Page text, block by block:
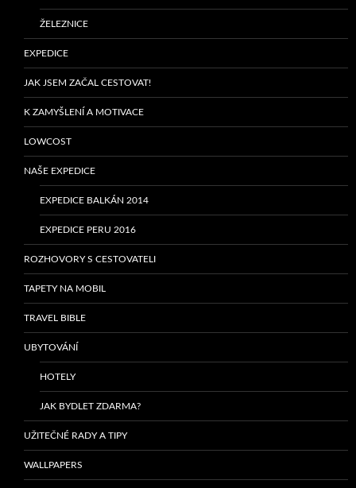
ŽELEZNICE
EXPEDICE
JAK JSEM ZAČAL CESTOVAT!
K ZAMYŠLENÍ A MOTIVACE
LOWCOST
NAŠE EXPEDICE
EXPEDICE BALKÁN 2014
EXPEDICE PERU 2016
ROZHOVORY S CESTOVATELI
TAPETY NA MOBIL
TRAVEL BIBLE
UBYTOVÁNÍ
HOTELY
JAK BYDLET ZDARMA?
UŽITEČNÉ RADY A TIPY
WALLPAPERS